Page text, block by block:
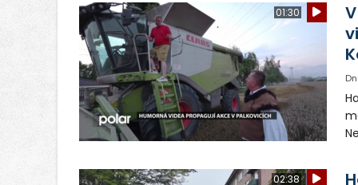
01:30
02:38